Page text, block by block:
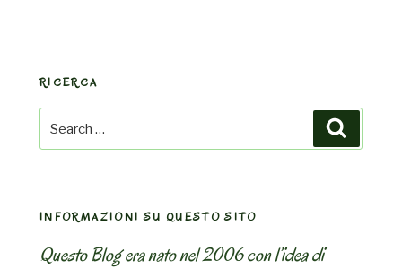
Ibihaza”
RICERCA
Search
for:
INFORMAZIONI SU QUESTO SITO
Questo Blog era nato nel 2006 con l’idea di